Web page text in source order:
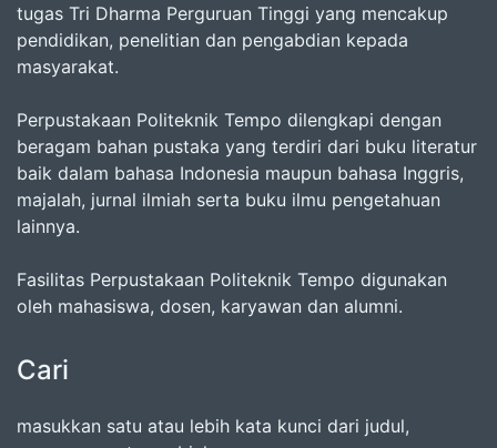
tugas Tri Dharma Perguruan Tinggi yang mencakup
pendidikan, penelitian dan pengabdian kepada
masyarakat.
Perpustakaan Politeknik Tempo dilengkapi dengan
beragam bahan pustaka yang terdiri dari buku literatur
baik dalam bahasa Indonesia maupun bahasa Inggris,
majalah, jurnal ilmiah serta buku ilmu pengetahuan
lainnya.
Fasilitas Perpustakaan Politeknik Tempo digunakan
oleh mahasiswa, dosen, karyawan dan alumni.
Cari
masukkan satu atau lebih kata kunci dari judul,